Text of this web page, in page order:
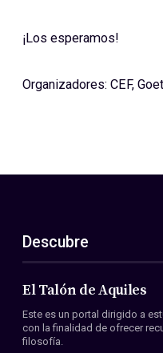
¡Los esperamos!
Organizadores: CEF,
Descubre
El Talón de Aquiles
Este es un portal dirigido a
con la finalidad de ofrecer
filosofía.